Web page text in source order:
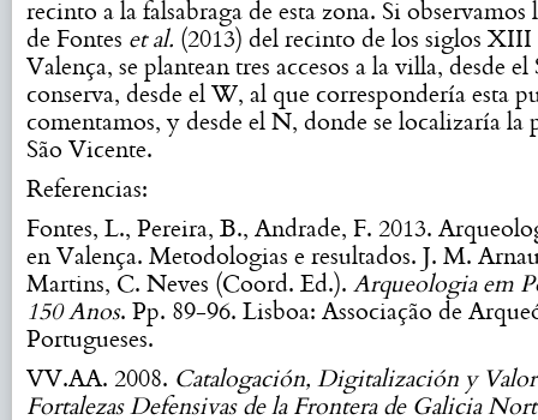
recinto a la falsabraga de esta zona. Si observamos
de Fontes et al. (2013) del recinto de los siglos
Valença, se plantean tres accesos a la villa, desde el
conserva, desde el W, al que correspondería esta
comentamos, y desde el N, donde se localizaría la
São Vicente.
Referencias:
Fontes, L., Pereira, B., Andrade, F. 2013.
en Valença. Metodologias e resultados. J. M.
Martins, C. Neves (Coord. Ed.). Arqueologia em
150 Anos. Pp. 89-96. Lisboa: Associação de
Portugueses.
VV.AA. 2008. Catalogación, Digitalización y
Fortalezas Defensivas de la Frontera de Galicia